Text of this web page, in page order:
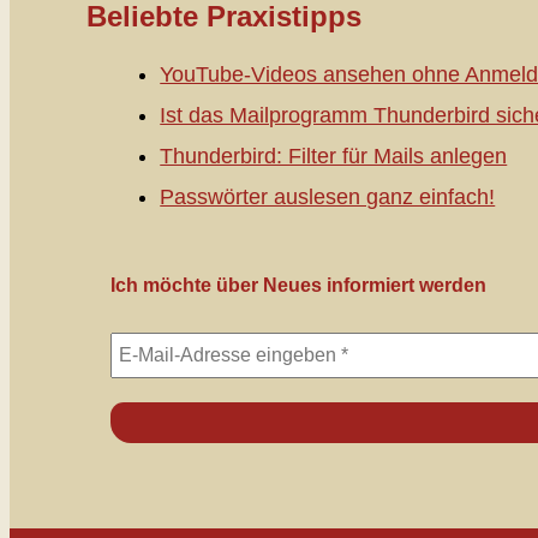
Beliebte Praxistipps
YouTube-Videos ansehen ohne
Ist das Mailprogramm Thunderbird
Thunderbird: Filter für Mails anlegen
Passwörter auslesen ganz einfach!
Ich möchte über Neues informiert werden